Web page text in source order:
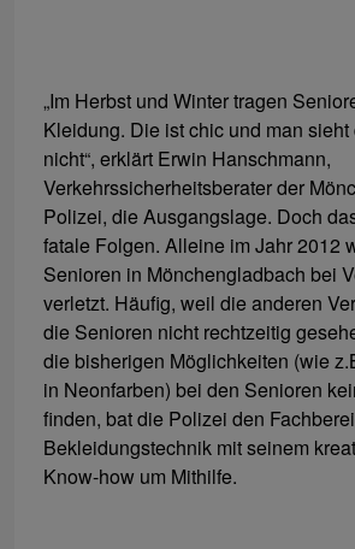
„Im Herbst und Winter tragen
Kleidung. Die ist chic und man
nicht“, erklärt Erwin Hanschmann,
Verkehrssicherheitsberater der
Polizei, die Ausgangslage. Doch
fatale Folgen. Alleine im Jahr 2012
Senioren in Mönchengladbach bei
verletzt. Häufig, weil die anderen
die Senioren nicht rechtzeitig
die bisherigen Möglichkeiten (wie
in Neonfarben) bei den Senioren
finden, bat die Polizei den
Bekleidungstechnik mit seinem
Know-how um Mithilfe.